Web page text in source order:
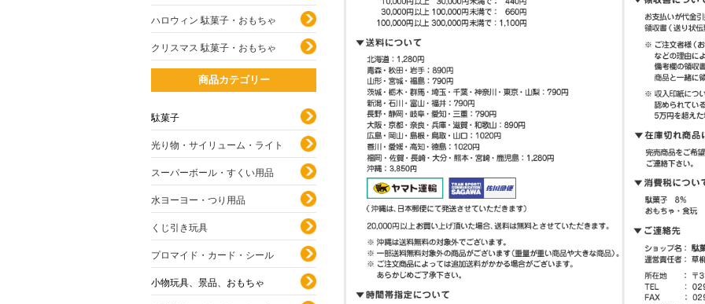
ハロウィン 駄菓子・おもちゃ
クリスマス 駄菓子・おもちゃ
商品カテゴリー
駄菓子
光り物・サイリューム・ライト
スーパーボール・すくい用品
水ヨーヨー・つり用品
くじ引き玩具
プロマイド・カード・シール
小物玩具、景品、おもちゃ